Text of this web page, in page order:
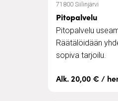
71800 Siilinjärvi
Pitopalvelu
Pitopalvelu
Räätälöidään
sopiva tarjoilu.
Alk. 20,00 € /